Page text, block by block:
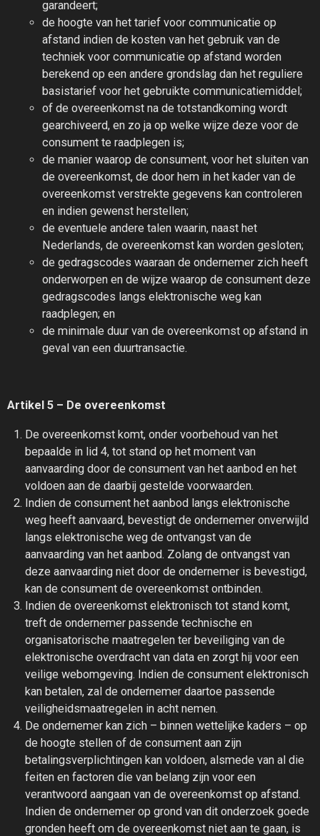
garandeert;
de hoogte van het tarief voor communicatie op
afstand indien de kosten van het gebruik van de
techniek voor communicatie op afstand worden
berekend op een andere grondslag dan het reguliere
basistarief voor het gebruikte communicatiemiddel;
of de overeenkomst na de totstandkoming wordt
gearchiveerd, en zo ja op welke wijze deze voor de
consument te raadplegen is;
de manier waarop de consument, voor het sluiten van
de overeenkomst, de door hem in het kader van de
overeenkomst verstrekte gegevens kan controleren
en indien gewenst herstellen;
de eventuele andere talen waarin, naast het
Nederlands, de overeenkomst kan worden gesloten;
de gedragscodes waaraan de ondernemer zich heeft
onderworpen en de wijze waarop de consument deze
gedragscodes langs elektronische weg kan
raadplegen; en
de minimale duur van de overeenkomst op afstand in
geval van een duurtransactie.
Artikel 5 – De overeenkomst
De overeenkomst komt, onder voorbehoud van het
bepaalde in lid 4, tot stand op het moment van
aanvaarding door de consument van het aanbod en het
voldoen aan de daarbij gestelde voorwaarden.
Indien de consument het aanbod langs elektronische
weg heeft aanvaard, bevestigt de ondernemer onverwijld
langs elektronische weg de ontvangst van de
aanvaarding van het aanbod. Zolang de ontvangst van
deze aanvaarding niet door de ondernemer is bevestigd,
kan de consument de overeenkomst ontbinden.
Indien de overeenkomst elektronisch tot stand komt,
treft de ondernemer passende technische en
organisatorische maatregelen ter beveiliging van de
elektronische overdracht van data en zorgt hij voor een
veilige webomgeving. Indien de consument elektronisch
kan betalen, zal de ondernemer daartoe passende
veiligheidsmaatregelen in acht nemen.
De ondernemer kan zich – binnen wettelijke kaders – op
de hoogte stellen of de consument aan zijn
betalingsverplichtingen kan voldoen, alsmede van al die
feiten en factoren die van belang zijn voor een
verantwoord aangaan van de overeenkomst op afstand.
Indien de ondernemer op grond van dit onderzoek goede
gronden heeft om de overeenkomst niet aan te gaan, is